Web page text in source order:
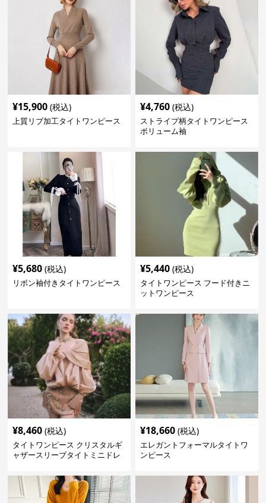
¥15,900 (税込)
上質リブ加工タイトワンピース
¥4,760 (税込)
ストライプ柄タイトワンピース
ボリューム袖
¥5,680 (税込)
リボン袖付きタイトワンピース
¥5,440 (税込)
タイトワンピース フード付きニ
ットワンピース
¥8,460 (税込)
タイトワンピース クリスタルギ
ャザースリーブタイトミニドレ
¥18,660 (税込)
エレガントフォーマルタイトワ
ンピース